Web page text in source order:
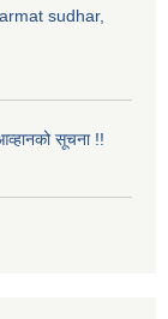
sudhar,
सूचना !!